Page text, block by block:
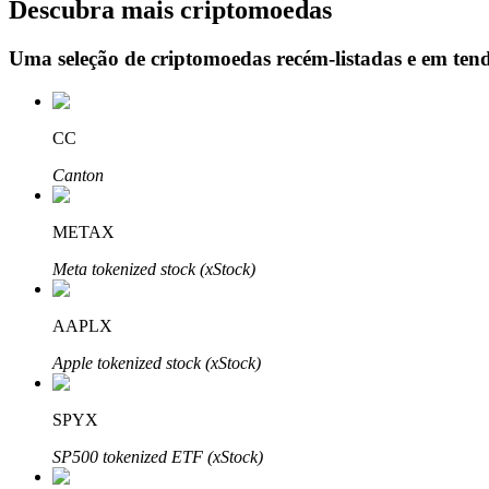
Bloqueios de BTR
Investimentos exclusivos para titulares de BTR
Empréstimos
Serviço de empréstimo apoiado por criptografia
Descubra mais criptomoedas
Uma seleção de criptomoedas recém-listadas e em
CC
Canton
METAX
Meta tokenized stock (xStock)
AAPLX
Apple tokenized stock (xStock)
SPYX
SP500 tokenized ETF (xStock)